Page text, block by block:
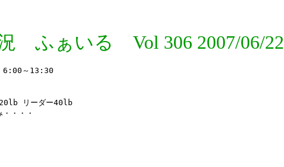
ふぁいる Vol 306 2007/06/22
6:00～13:30
リーダー40lb
・・・